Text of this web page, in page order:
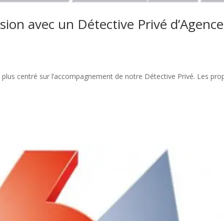
avec un Détective Privé d’Agence
centré sur l’accompagnement de notre Détective Privé. Les